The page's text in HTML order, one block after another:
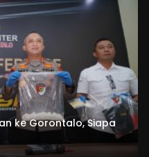
ke Gorontalo, Siapa